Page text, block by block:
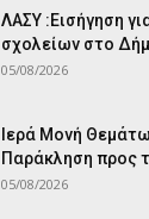
ΛΑΣΥ :Εισήγηση
σχολείων στο
05/08/2026
Ιερά Μονή
Παράκληση προς
05/08/2026